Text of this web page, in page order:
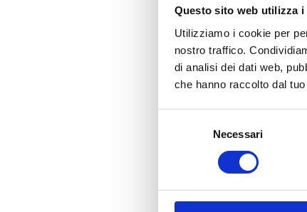
Questo sito web utilizza i
Utilizziamo i cookie per
nostro traffico.
di analisi dei dati web,
che hanno raccolto dal
Necessari
prodotti da
A chi si rivolge
Principi
Pianificazione
servizio di e-
archivio
motore di
creazione di